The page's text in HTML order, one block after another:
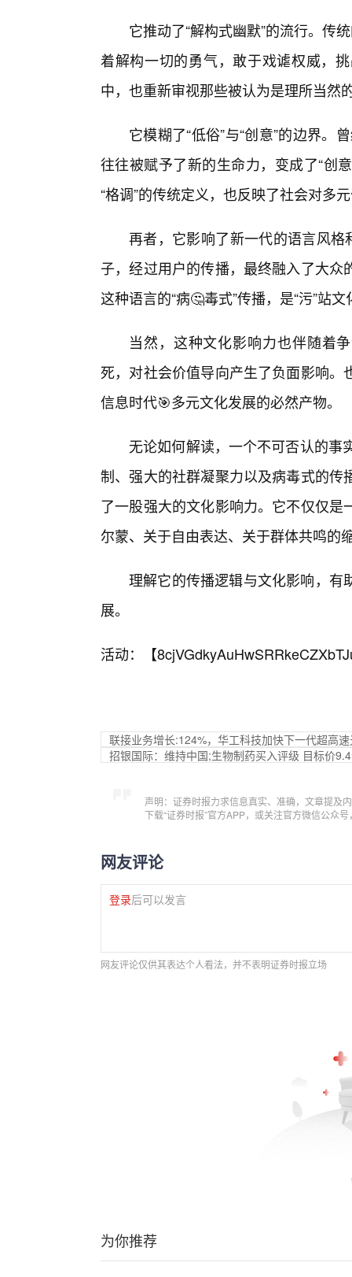
它推动了“解构式幽默”的流行。传
着解构一切的勇气，敢于戏谑权威，
中，也重新审视那些被认为是理所当然
它模糊了“低俗”与“创意”的边界。
往往被赋予了新的生命力，变成了“创
“格调”的传统定义，也反映了社会对多
再者，它影响了新一代的语言风格
子，经过用户的传播，最终融入了大
这种语言的“病🤔毒式”传播，是“污”站
当然，这种文化影响力也伴随着
死，对社会价值导向产生了负面影响
信息时代🎯多元文化发展的必然产物。
无论如何解读，一个不可否认的事
制、强大的社群凝聚力以及病毒式的
了一股强大的文化影响力。它不仅仅
尔蒙、关于自由表达、关于群体共鸣的
理解它的传播逻辑与文化影响，有
展。
活动：【
联接业务增长:124%，华工科技加快下一代超高
招银国际：维持中国;生物制药买入评级 目标价
声明：证券时报力求信息真实、准确，文章提及
下载“证券时报”官方APP，或关注官方微信公众
网友评论
登录后可以发言
网友评论仅供其表达个人看法，并不表明证券时报立场
为你推荐